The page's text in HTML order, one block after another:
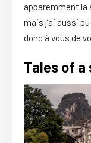
apparemment la
mais j’ai aussi
donc à vous de
Tales of a